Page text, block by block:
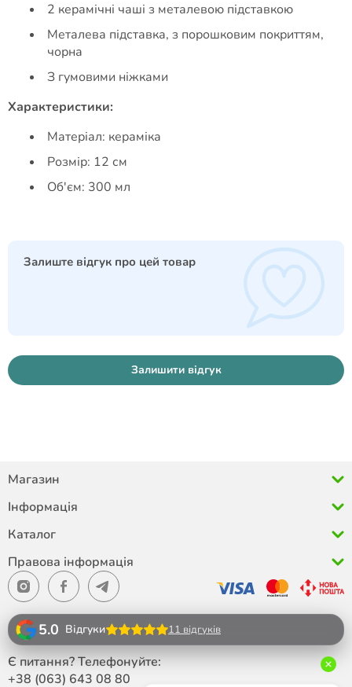
2 керамічні чаші з металевою підставкою
Металева підставка, з порошковим покриттям,
чорна
З гумовими ніжками
Характеристики:
Матеріал: кераміка
Розмір: 12 см
Об'єм: 300 мл
Залиште відгук про цей товар
Залишити відгук
Магазин
Інформація
Каталог
Правова інформація
5.0 Відгуки 11 відгуків
Є питання? Телефонуйте:
+38 (063) 643 08 80